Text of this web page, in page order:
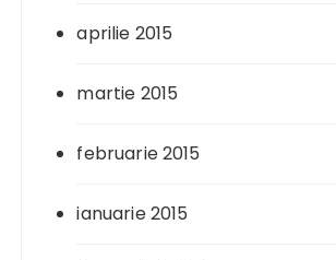
aprilie 2015
martie 2015
februarie 2015
ianuarie 2015